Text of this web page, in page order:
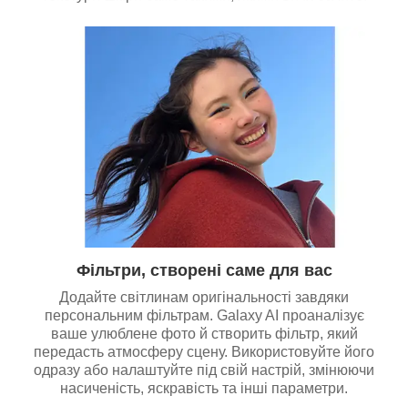
Фільтри, створені саме для вас
Додайте світлинам оригінальності завдяки
персональним фільтрам. Galaxy AI проаналізує
ваше улюблене фото й створить фільтр, який
передасть атмосферу сцену. Використовуйте його
одразу або налаштуйте під свій настрій, змінюючи
насиченість, яскравість та інші параметри.